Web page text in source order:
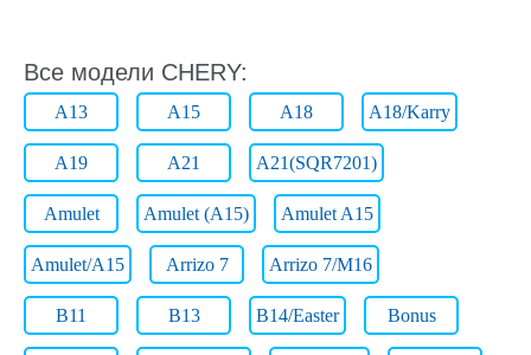
Все модели CHERY:
A13 A15 A18 A18/Karry
A19 A21 A21(SQR7201)
Amulet Amulet (A15) Amulet A15
Amulet/A15 Arrizo 7 Arrizo 7/M16
B11 B13 B14/Easter Bonus